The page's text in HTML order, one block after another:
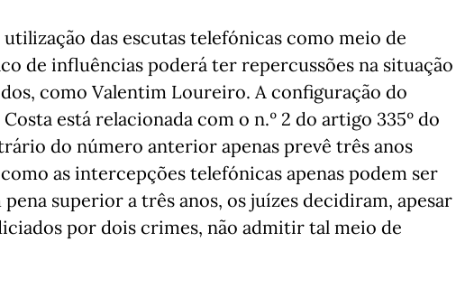
das escutas telefónicas como meio de
de influências poderá ter repercussões na situação
como Valentim Loureiro. A configuração do
está relacionada com o n.º 2 do artigo 335º do
do número anterior apenas prevê três anos
as intercepções telefónicas apenas podem ser
superior a três anos, os juízes decidiram, apesar
por dois crimes, não admitir tal meio de